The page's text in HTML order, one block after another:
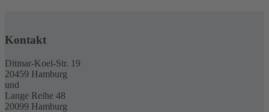
Kontakt
Ditmar-Koel-Str. 19
20459 Hamburg
und
Lange Reihe 48
20099 Hamburg